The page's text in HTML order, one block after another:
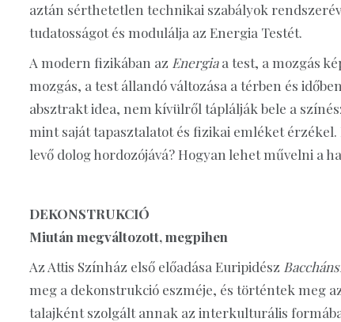
aztán sérthetetlen technikai szabályok
tudatosságot és modulálja az Energia Testét.
A modern fizikában az Energiaa test, a mozgás
mozgás, a test állandó változása a térben és
absztrakt idea, nem kívülről táplálják bele a
mint saját tapasztalatot és fizikai emléket
levő dolog hordozójává? Hogyan lehet művelni a
DEKONSTRUKCIÓ
Miután megváltozott, megpihen
Az Attis Színház első előadása Euripidész
meg a dekonstrukció eszméje, és történtek meg
talajként szolgált annak az interkulturális